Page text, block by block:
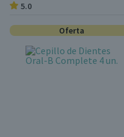
5.0
Oferta